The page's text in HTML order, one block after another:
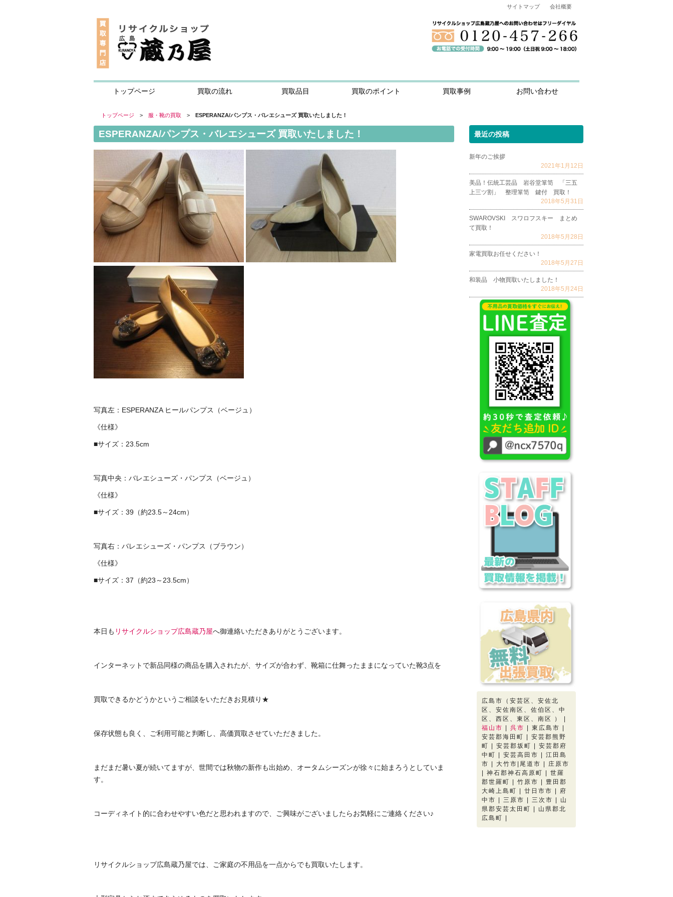
サイトマップ 会社概要
トップページ 買取の流れ 買取品目 買取のポイント 買取事例 お問い合わせ
トップページ > 服・靴の買取 > ESPERANZA/パンプス・バレエシューズ 買取いたしました！
ESPERANZA/パンプス・バレエシューズ 買取いたしました！
写真左：ESPERANZA ヒールパンプス（ベージュ）
《仕様》
■サイズ：23.5cm
写真中央：バレエシューズ・パンプス（ベージュ）
《仕様》
■サイズ：39（約23.5～24cm）
写真右：バレエシューズ・パンプス（ブラウン）
《仕様》
■サイズ：37（約23～23.5cm）
本日も リサイクルショップ広島蔵乃屋へ御連絡いただきありがとうございます。
インターネットで新品同様の商品を購入されたが、サイズが合わず、靴箱に仕舞ったままになっていた靴3点を
買取できるかどうかというご相談をいただきお見積り★
保存状態も良く、ご利用可能と判断し、高価買取させていただきました。
まだまだ暑い夏が続いてますが、世間では秋物の新作も出始め、オータムシーズンが徐々に始まろうとしていま
す。
コーディネイト的に合わせやすい色だと思われますので、ご興味がございましたらお気軽にご連絡ください♪
リサイクルショップ広島蔵乃屋では、ご家庭の不用品を一点からでも買取いたします。
最近の投稿
新年のご挨拶
2021年1月12日
美品！伝統工芸品 岩谷堂箪笥 「三五
上三ツ割」 整理箪笥 鍵付 買取！
2018年5月31日
SWAROVSKI スワロフスキー まとめ
て買取！
2018年5月28日
家電買取お任せください！
2018年5月27日
和装品 小物買取いたしました！
2018年5月24日
広島市（安芸区、安佐北
区、安佐南区、佐伯区、中
区、西区、東区、南区 ） |
福山市
呉市
| 東広島市 |
安芸郡海田町 | 安芸郡熊野
町 | 安芸郡坂町 | 安芸郡府
中町 | 安芸高田市 | 江田島
市 | 大竹市|尾道市 | 庄原市
| 神石郡神石高原町 | 世羅
郡世羅町 | 竹原市 | 豊田郡
大崎上島町 | 廿日市市 | 府
中市 | 三原市 | 三次市 | 山
県郡安芸太田町 | 山県郡北
広島町 |